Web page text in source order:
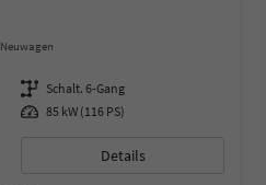
Neuwagen
Getriebe Schalt. 6-Gang
Leistung 85 kW (116 PS)
Details